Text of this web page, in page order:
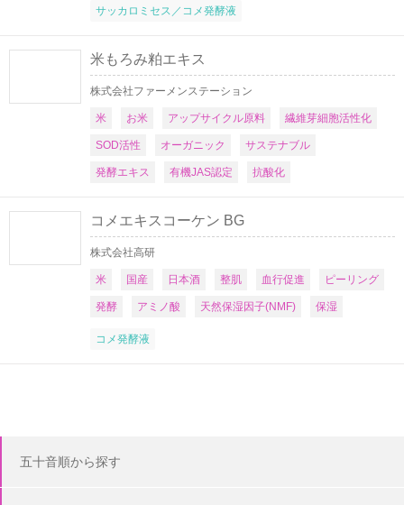
サッカロミセス／コメ発酵液
米もろみ粕エキス
株式会社ファーメンステーション
米 お米 アップサイクル原料 繊維芽細胞活性化
SOD活性 オーガニック サステナブル
発酵エキス 有機JAS認定 抗酸化
コメエキスコーケン BG
株式会社高研
米 国産 日本酒 整肌 血行促進 ピーリング
発酵 アミノ酸 天然保湿因子(NMF) 保湿
コメ発酵液
五十音順から探す